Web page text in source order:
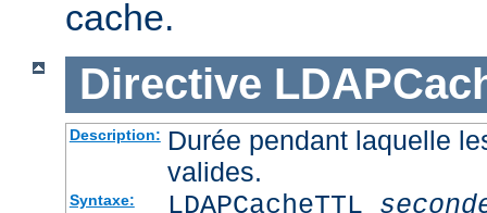
cache.
Directive
Description: Durée pendant laquelle
valides.
Syntaxe: LDAPCacheTTL